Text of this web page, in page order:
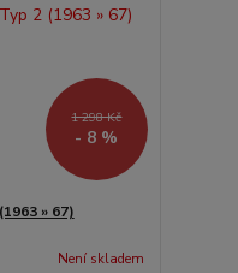
1 298 Kč
- 8 %
» 67)
Není skladem